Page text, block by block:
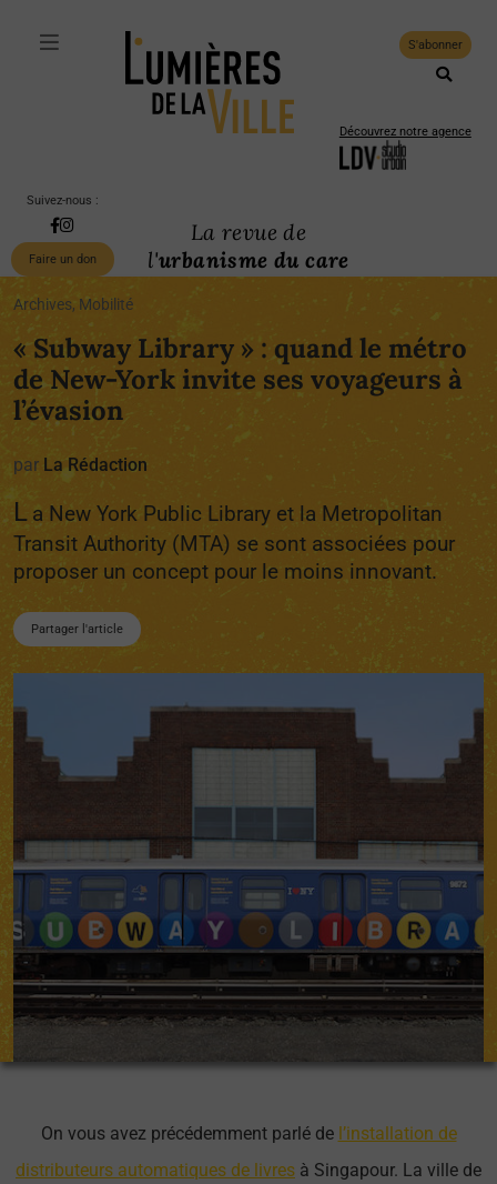
S'abonner
Découvrez notre agence
Suivez-nous :
Faire un don
La revue de
l'urbanisme du care
Archives, Mobilité
« Subway Library » : quand le métro
de New-York invite ses voyageurs à
l’évasion
par La Rédaction
L a New York Public Library et la Metropolitan
Transit Authority (MTA) se sont associées pour
proposer un concept pour le moins innovant.
Partager l'article
On vous avez précédemment parlé de l’installation de
distributeurs automatiques de livres à Singapour. La ville de